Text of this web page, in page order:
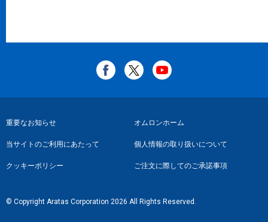
フ
ッ
タ
リ
重要なお知らせ オムロンホーム
当サイトのご利用にあたって 個人情報の取り扱いについて
クッキーポリシー ご注文に際してのご承諾事項
© Copyright Aratas Corporation 2026 All Rights Reserved.